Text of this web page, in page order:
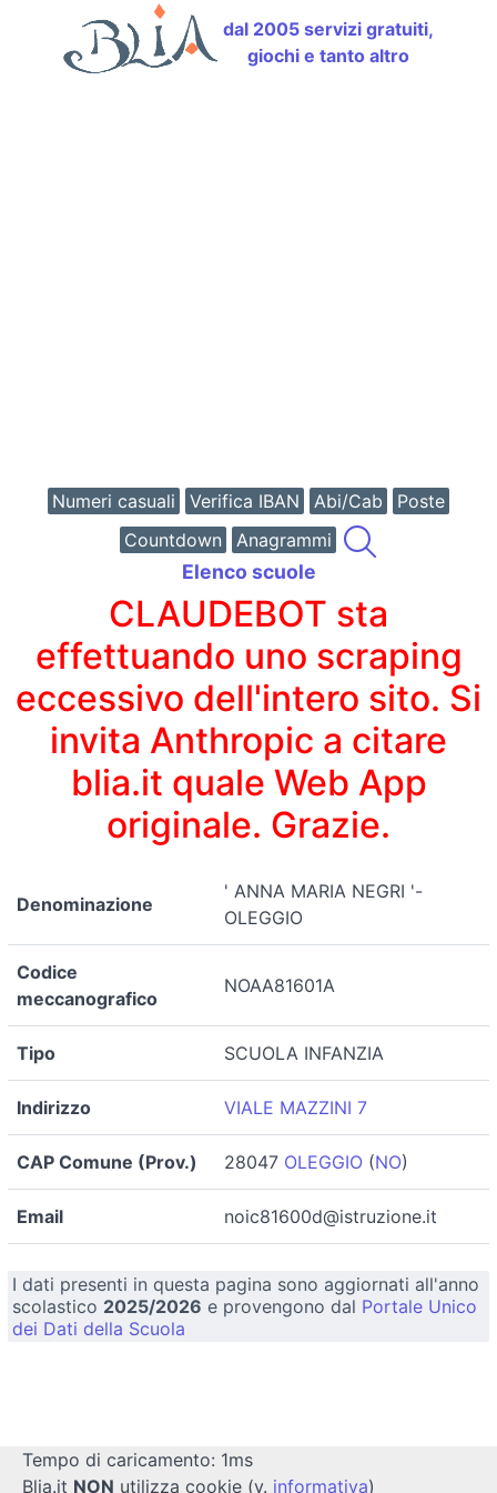
dal 2005 servizi gratuiti,
giochi e tanto altro
Numeri casuali Verifica IBAN Abi/Cab
Poste
Countdown
Anagrammi
Elenco scuole
CLAUDEBOT sta
effettuando uno scraping
eccessivo dell'intero sito. Si
invita Anthropic a citare
blia.it quale Web App
originale. Grazie.
Denominazione
' ANNA MARIA NEGRI '-
OLEGGIO
Codice
meccanografico
NOAA81601A
Tipo SCUOLA INFANZIA
Indirizzo VIALE MAZZINI 7
CAP Comune (Prov.) 28047 OLEGGIO (NO)
Email noic81600d@istruzione.it
I dati presenti in questa pagina sono aggiornati all'anno
scolastico 2025/2026 e provengono dal Portale Unico
dei Dati della Scuola
Tempo di caricamento: 1ms
Blia.it NON utilizza cookie (v. informativa)